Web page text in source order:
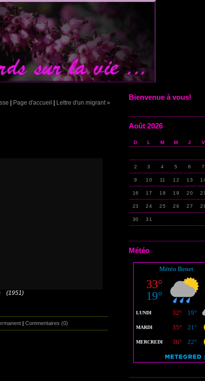
Bienvenue à vous!
Août 2026
D L M M J V
2 3 4 5 6 7
9 10 11 12 13
16 17 18 19 20 21
23 24 25 26 27
30 31
Météo
| Page d'accueil | Lettre d'un migrant »
(1951)
| Commentaires (0)